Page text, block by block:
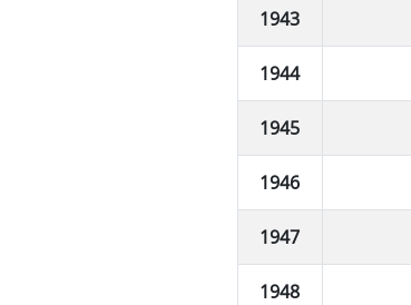
1943
1944
1945
1946
1947
1948